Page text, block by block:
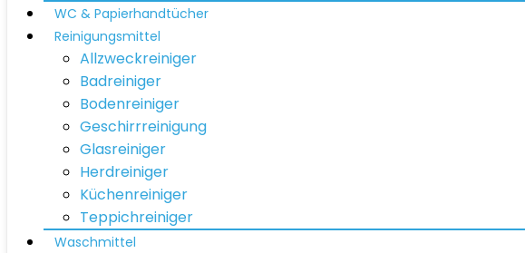
WC & Papierhandtücher
Reinigungsmittel
Allzweckreiniger
Badreiniger
Bodenreiniger
Geschirrreinigung
Glasreiniger
Herdreiniger
Küchenreiniger
Teppichreiniger
Waschmittel